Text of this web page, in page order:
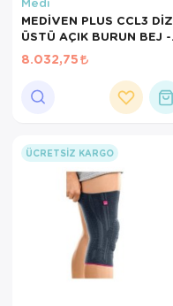
Hasta Bakım Ürünleri
Hasta Bakım Ürünleri
Hava nemlendirici
Isıtıcı Battaniye
KIzilotesi isik
Kişisel Bakım ve Sağlık
Kişisel Bakım ve Sağlık
MEDİVEN PLUS CCL3 DİZ
ÜSTÜ AÇIK BURUN BEJ -
V
8.032,75
ÜCRETSIZ KARGO